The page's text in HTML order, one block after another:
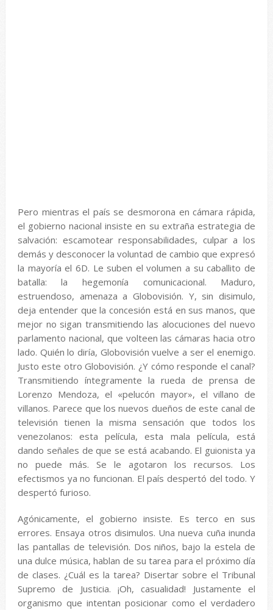
Pero mientras el país se desmorona en cámara rápida,
el gobierno nacional insiste en su extraña estrategia de
salvación: escamotear responsabilidades, culpar a los
demás y desconocer la voluntad de cambio que expresó
la mayoría el 6D. Le suben el volumen a su caballito de
batalla: la hegemonía comunicacional. Maduro,
estruendoso, amenaza a Globovisión. Y, sin disimulo,
deja entender que la concesión está en sus manos, que
mejor no sigan transmitiendo las alocuciones del nuevo
parlamento nacional, que volteen las cámaras hacia otro
lado. Quién lo diría, Globovisión vuelve a ser el enemigo.
Justo este otro Globovisión. ¿Y cómo responde el canal?
Transmitiendo íntegramente la rueda de prensa de
Lorenzo Mendoza, el «pelucón mayor», el villano de
villanos. Parece que los nuevos dueños de este canal de
televisión tienen la misma sensación que todos los
venezolanos: esta película, esta mala película, está
dando señales de que se está acabando. El guionista ya
no puede más. Se le agotaron los recursos. Los
efectismos ya no funcionan. El país despertó del todo. Y
despertó furioso.
Agónicamente, el gobierno insiste. Es terco en sus
errores. Ensaya otros disimulos. Una nueva cuña inunda
las pantallas de televisión. Dos niños, bajo la estela de
una dulce música, hablan de su tarea para el próximo día
de clases. ¿Cuál es la tarea? Disertar sobre el Tribunal
Supremo de Justicia. ¡Oh, casualidad! Justamente el
organismo que intentan posicionar como el verdadero